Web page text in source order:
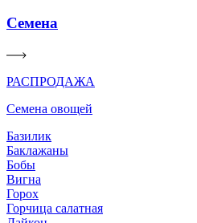
Семена
РАСПРОДАЖА
Семена овощей
Базилик
Баклажаны
Бобы
Вигна
Горох
Горчица салатная